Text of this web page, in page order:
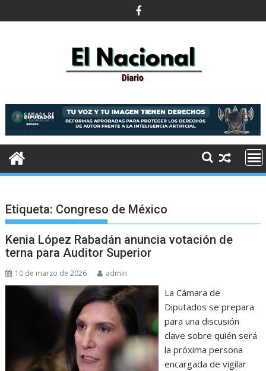
al
Etiqueta: Congreso de México
Kenia López Rabadán anuncia votación de
terna para Auditor Superior
10 de marzo de 2026 admin
La Cámara de
Diputados se prepara
para una discusión
clave sobre quién será
la próxima persona
encargada de vigilar